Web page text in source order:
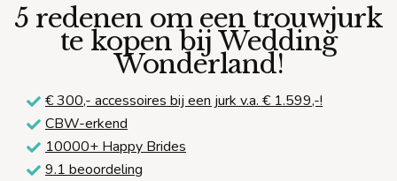
5 redenen om een trouwjurk
te kopen bij Wedding
Wonderland!
€ 300,- accessoires bij een jurk v.a. € 1.599,-!
CBW-erkend
10000+ Happy Brides
9.1 beoordeling